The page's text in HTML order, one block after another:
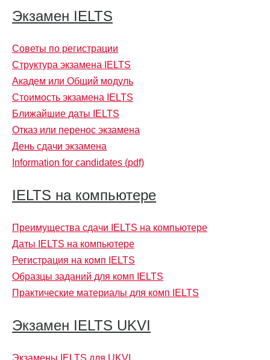
Экзамен IELTS
Советы по регистрации
Структура экзамена IELTS
Академ или Общий модуль
Стоимость экзамена IELTS
Ближайшие даты IELTS
Отказ или перенос экзамена
День сдачи экзамена
Information for candidates (pdf)
IELTS на компьютере
Преимущества сдачи IELTS на компьютере
Даты IELTS на компьютере
Регистрация на комп IELTS
Образцы заданий для комп IELTS
Практические материалы для комп IELTS
Экзамен IELTS UKVI
Экзамены IELTS для UKVI